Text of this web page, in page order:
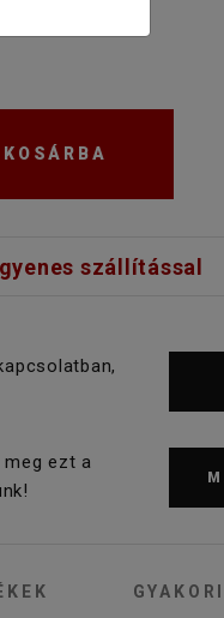
KOSÁRBA
szállítással
ezt a